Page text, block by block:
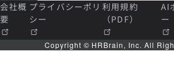
会社概
要
プライバシーポリ
シー
利用規約
（PDF）
AI
ー
Copyright © HRBrain, Inc. All